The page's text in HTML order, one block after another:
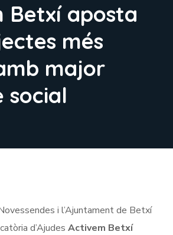
Betxí aposta
més
major
social
i l’Ajuntament de Betxí
d’AjudesActivem Betxí